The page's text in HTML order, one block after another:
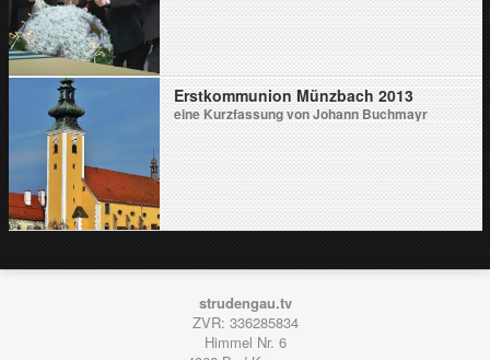
Erstkommunion Münzbach 2013
eine Kurzfassung von Johann Buchmayr
strudengau.tv
ZVR: 336285834
Himmel Nr. 6